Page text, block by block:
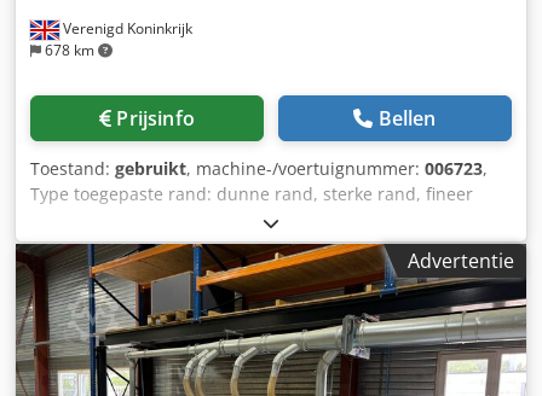
Verenigd Koninkrijk
678 km
Prijsinfo Bellen
Toestand: gebruikt, machine-/voertuignummer: 006723,
Type toegepaste rand: dunne rand, sterke rand, fineer
Hechtsysteem: EVA Voegen frezen: ja Dsdpjq A I Aajfx
Amnock Multifunctionele eenheid: ja Max. Rijsnelheid: 11
m/min
Advertentie